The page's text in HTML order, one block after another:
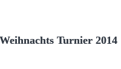
Weihnachts Turnier 2014